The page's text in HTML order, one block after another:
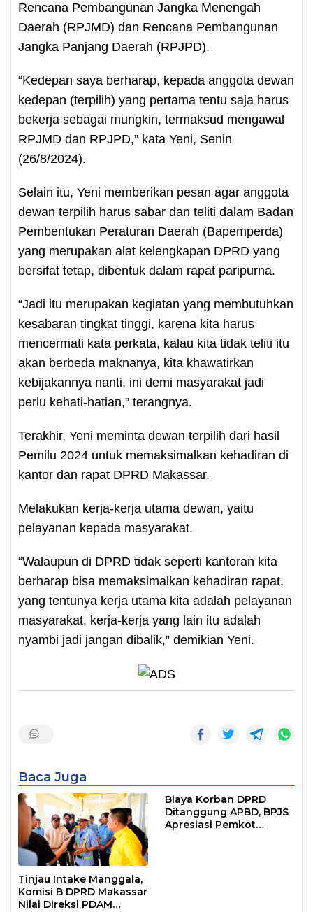
Rencana Pembangunan Jangka Menengah
Daerah (RPJMD) dan Rencana Pembangunan
Jangka Panjang Daerah (RPJPD).
“Kedepan saya berharap, kepada anggota dewan
kedepan (terpilih) yang pertama tentu saja harus
bekerja sebagai mungkin, termaksud mengawal
RPJMD dan RPJPD,” kata Yeni, Senin
(26/8/2024).
Selain itu, Yeni memberikan pesan agar anggota
dewan terpilih harus sabar dan teliti dalam Badan
Pembentukan Peraturan Daerah (Bapemperda)
yang merupakan alat kelengkapan DPRD yang
bersifat tetap, dibentuk dalam rapat paripurna.
“Jadi itu merupakan kegiatan yang membutuhkan
kesabaran tingkat tinggi, karena kita harus
mencermati kata perkata, kalau kita tidak teliti itu
akan berbeda maknanya, kita khawatirkan
kebijakannya nanti, ini demi masyarakat jadi
perlu kehati-hatian,” terangnya.
Terakhir, Yeni meminta dewan terpilih dari hasil
Pemilu 2024 untuk memaksimalkan kehadiran di
kantor dan rapat DPRD Makassar.
Melakukan kerja-kerja utama dewan, yaitu
pelayanan kepada masyarakat.
“Walaupun di DPRD tidak seperti kantoran kita
berharap bisa memaksimalkan kehadiran rapat,
yang tentunya kerja utama kita adalah pelayanan
masyarakat, kerja-kerja yang lain itu adalah
nyambi jadi jangan dibalik,” demikian Yeni.
Baca Juga
Tinjau Intake Manggala,
Komisi B DPRD Makassar
Nilai Direksi PDAM
Biaya Korban DPRD
Ditanggung APBD, BPJS
Apresiasi Pemkot